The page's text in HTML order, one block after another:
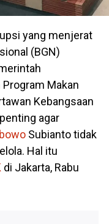
yang menjerat
(BGN)
Makan
Kebangsaan
agar
Subianto tidak
Hal itu
di Jakarta, Rabu